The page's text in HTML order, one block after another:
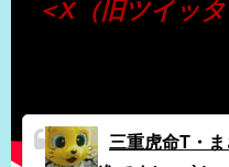
＜X（旧ツイッ
三重虎命T・